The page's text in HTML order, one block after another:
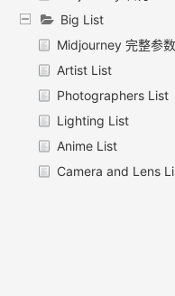
Big List
Midjourney 完整参
Artist List
Photographers List
Lighting List
Anime List
Camera and Lens